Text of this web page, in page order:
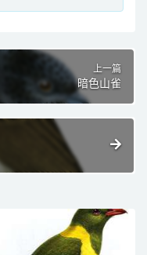
上一篇
暗色山雀